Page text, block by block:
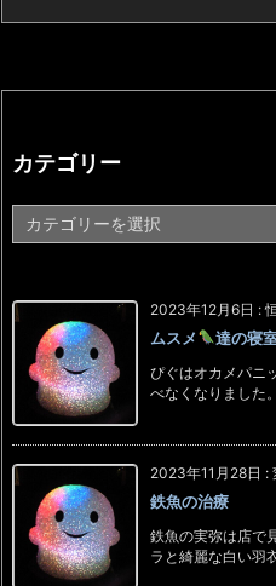
カテゴリー
テ
ー
2023年12月6日 :
ムスメ 達の寝
ぴぐはオカメパニ
べなくなりました
2023年11月28日 :
鉄魚の治療
鉄魚の実弥は店で
ラと綺麗な白い羽